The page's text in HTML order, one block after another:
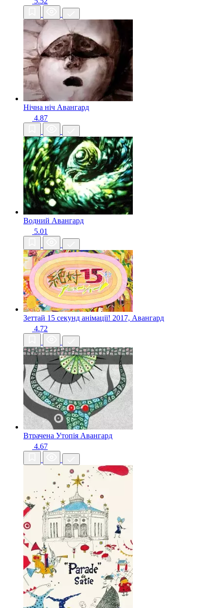
Нічна ніч Авангард
4.87
Водний Авангард
5.01
Зеттай 15 секунд анімації! 2017, Авангард
4.72
Втрачена Утопія Авангард
4.67